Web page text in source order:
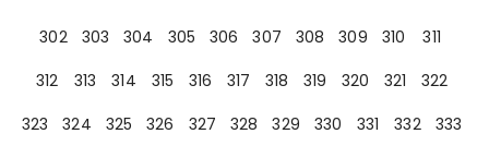
302
303 304 305 306 307 308 309 310
311
312
313 314 315 316 317 318 319 320 321
322
323
324 325 326 327 328 329 330 331 332
333